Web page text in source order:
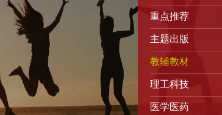
重点推荐
主题出版
教辅教材
理工科技
医学医药